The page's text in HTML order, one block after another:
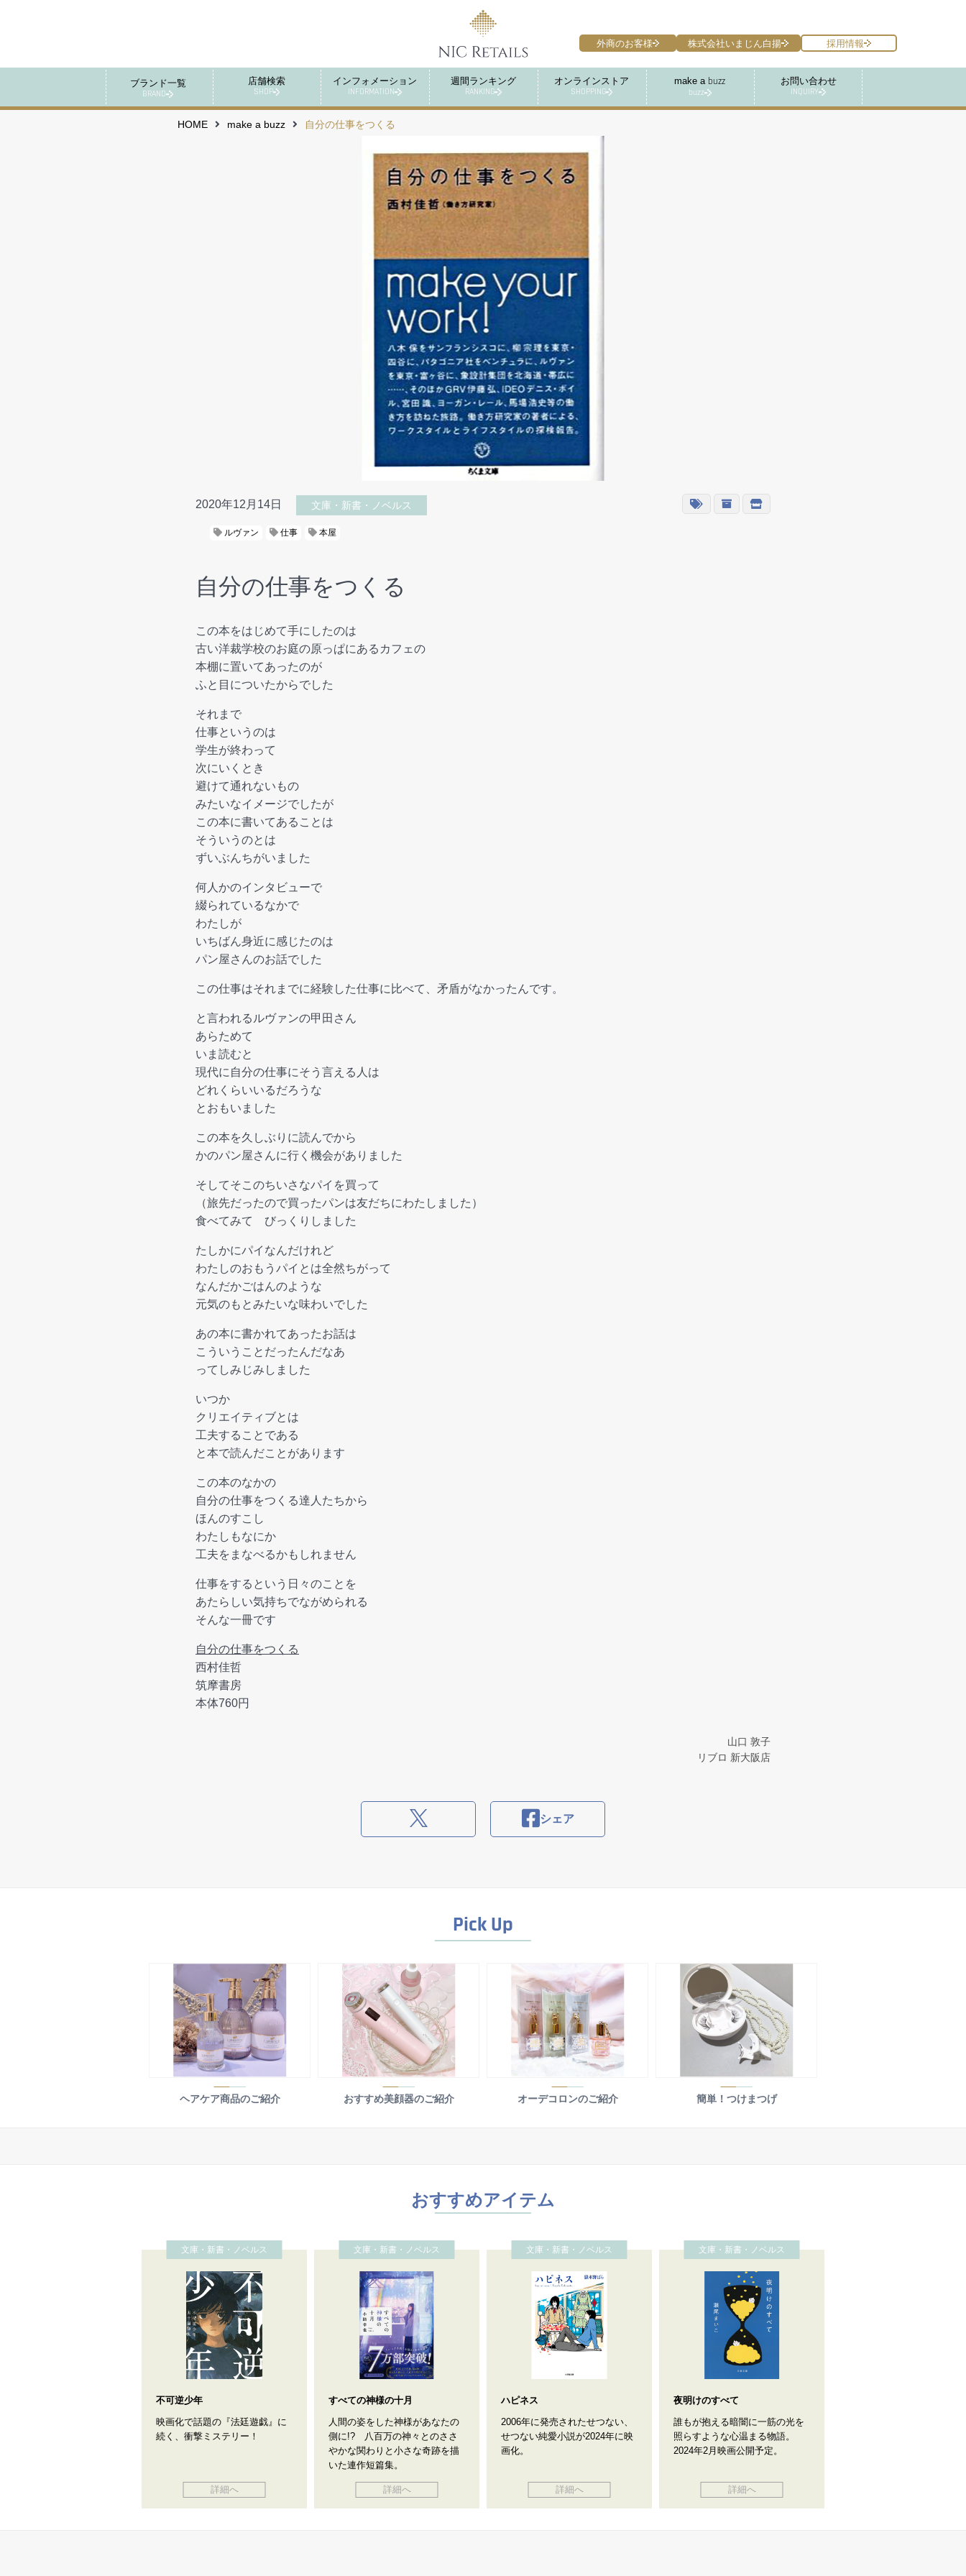
ブランド一覧
BRAND
店舗検索
SHOP
インフォメーション
INFORMATION
週間ランキング
RANKING
オンラインストア
SHOPPING
make a buzz
buzz
お問い合わせ
INQUIRY
外商のお客様 株式会社いまじん白揚 採用情報
HOME make a buzz 自分の仕事をつくる
2020年12月14日 文庫・新書・ノベルス
ルヴァン 仕事 本屋
自分の仕事をつくる
この本をはじめて手にしたのは
古い洋裁学校のお庭の原っぱにあるカフェの
本棚に置いてあったのが
ふと目についたからでした
それまで
仕事というのは
学生が終わって
次にいくとき
避けて通れないもの
みたいなイメージでしたが
この本に書いてあることは
そういうのとは
ずいぶんちがいました
何人かのインタビューで
綴られているなかで
わたしが
いちばん身近に感じたのは
パン屋さんのお話でした
この仕事はそれまでに経験した仕事に比べて、矛盾がなかったんです。
と言われるルヴァンの甲田さん
あらためて
いま読むと
現代に自分の仕事にそう言える人は
どれくらいいるだろうな
とおもいました
この本を久しぶりに読んでから
かのパン屋さんに行く機会がありました
そしてそこのちいさなパイを買って
（旅先だったので買ったパンは友だちにわたしました）
食べてみて びっくりしました
たしかにパイなんだけれど
わたしのおもうパイとは全然ちがって
なんだかごはんのような
元気のもとみたいな味わいでした
あの本に書かれてあったお話は
こういうことだったんだなあ
ってしみじみしました
いつか
クリエイティブとは
工夫することである
と本で読んだことがあります
この本のなかの
自分の仕事をつくる達人たちから
ほんのすこし
わたしもなにか
工夫をまなべるかもしれません
仕事をするという日々のことを
あたらしい気持ちでながめられる
そんな一冊です
自分の仕事をつくる
西村佳哲
筑摩書房
本体760円
山口 敦子
リブロ 新大阪店
シェア
Pick Up
ヘアケア商品のご紹介 おすすめ美顔器のご紹介 オーデコロンのご紹介 簡単！つけまつげ
おすすめアイテム
文庫・新書・ノベルス
不可逆少年
映画化で話題の『法廷遊戯』に
続く、衝撃ミステリー！
詳細へ
文庫・新書・ノベルス
すべての神様の十月
人間の姿をした神様があなたの
側に!? 八百万の神々とのささ
やかな関わりと小さな奇跡を描
いた連作短篇集。
詳細へ
文庫・新書・ノベルス
ハピネス
2006年に発売されたせつない、
せつない純愛小説が2024年に映
画化。
詳細へ
文庫・新書・ノベルス
夜明けのすべて
誰もが抱える暗闇に一筋の光を
照らすような心温まる物語。
2024年2月映画公開予定。
詳細へ